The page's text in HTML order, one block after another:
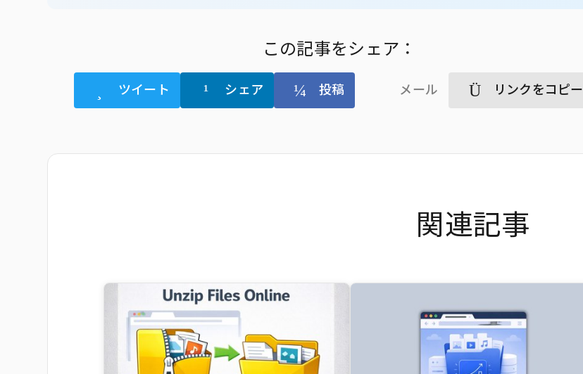
この記事をシェア：
ツイート シェア 投稿 メール リンクをコピー
関連記事